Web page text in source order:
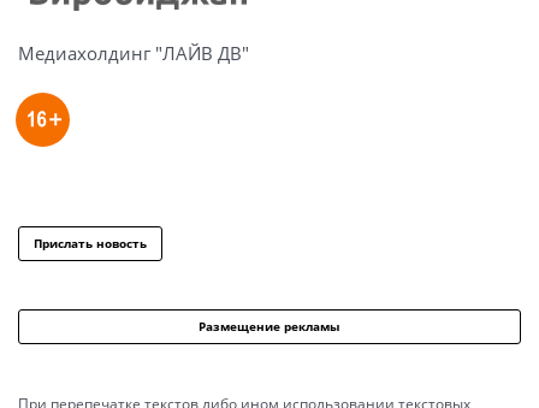
Медиахолдинг "ЛАЙВ ДВ"
Прислать новость
Размещение рекламы